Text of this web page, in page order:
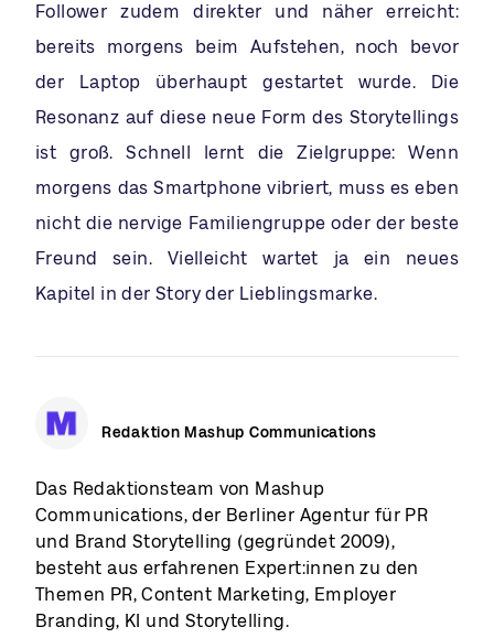
Follower zudem direkter und näher erreicht:
bereits morgens beim Aufstehen, noch bevor
der Laptop überhaupt gestartet wurde. Die
Resonanz auf diese neue Form des Storytellings
ist groß. Schnell lernt die Zielgruppe: Wenn
morgens das Smartphone vibriert, muss es eben
nicht die nervige Familiengruppe oder der beste
Freund sein. Vielleicht wartet ja ein neues
Kapitel in der Story der Lieblingsmarke.
Redaktion Mashup Communications
Das Redaktionsteam von Mashup
Communications, der Berliner Agentur für PR
und Brand Storytelling (gegründet 2009),
besteht aus erfahrenen Expert:innen zu den
Themen PR, Content Marketing, Employer
Branding, KI und Storytelling.